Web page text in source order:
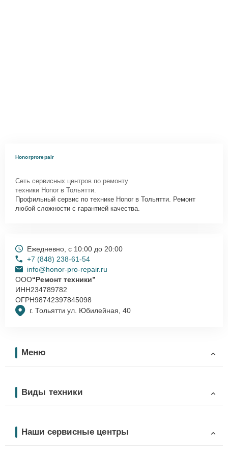
Honorprorepair
Сеть сервисных центров по ремонту
техники Honor в Тольятти.
Профильный сервис по технике Honor в Тольятти. Ремонт
любой сложности с гарантией качества.
г. Тольятти ул. Юбилейная, 40
Ежедневно, с 10:00 до 20:00
+7 (848) 238-61-54
info@honor-pro-repair.ru
ООО“Ремонт техники”
ИНН234789782
ОГРН98742397845098
Меню
Виды техники
Наши сервисные центры